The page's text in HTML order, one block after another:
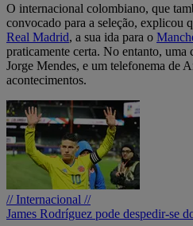
O internacional colombiano, que
convocado para a seleção, explicou
Real Madrid, a sua ida para o
praticamente certa. No entanto, uma
Jorge Mendes, e um telefonema de
acontecimentos.
// Internacional //
James Rodríguez pode despedir-se